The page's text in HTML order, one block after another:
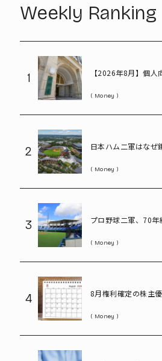
Weekly Ranking
1
【2026年8月】個
利子も紹介
Money
2
日本ハム二軍はなぜ
Money
3
プロ野球二軍、70
Money
4
8月権利確定の株主
Money